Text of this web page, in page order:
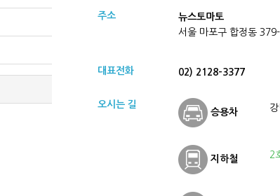
주소
뉴스토마토
서울 마포구 합정동
대표전화 02) 2128-3377
오시는 길
승용차
지하철 2